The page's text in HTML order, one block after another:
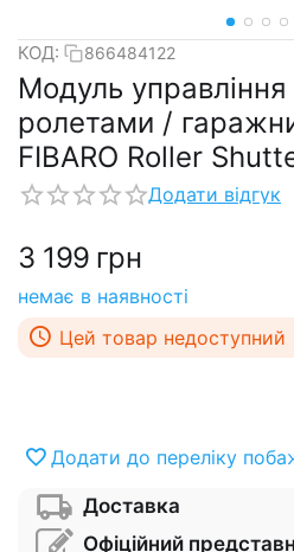
КОД: 866484122
Модуль
ролетами /
FIBARO Roller
Додати відгук
3 199 грн
немає в наявності
Цей товар недоступний
Додати до переліку
Доставка
Офіційний